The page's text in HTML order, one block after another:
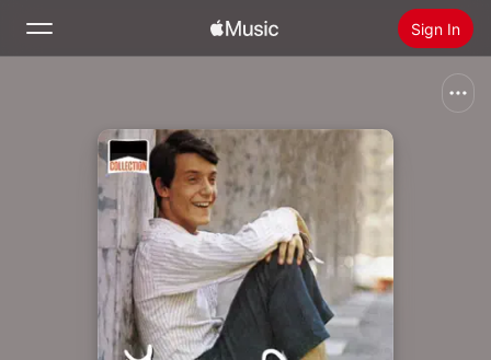
Sign In
Home
Install Apple Music